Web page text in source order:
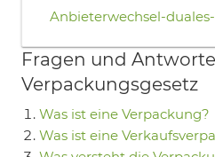
Anbieterwechsel-
Fragen und
Verpackungsgesetz
Was ist eine Verpackung?
Was ist eine